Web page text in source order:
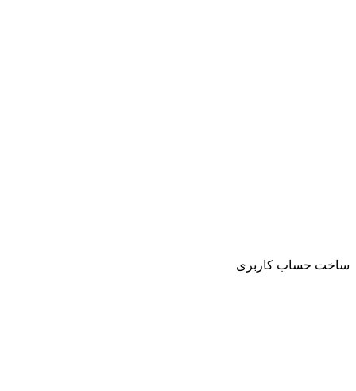
ساخت حساب کاربری